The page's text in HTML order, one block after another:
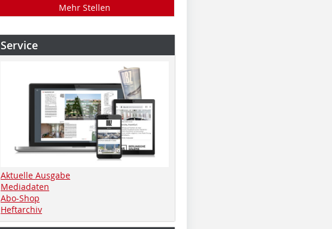
Mehr Stellen
Service
Aktuelle Ausgabe
Mediadaten
Abo-Shop
Heftarchiv